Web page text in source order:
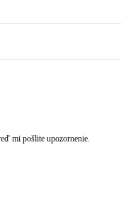
mi pošlite upozornenie.